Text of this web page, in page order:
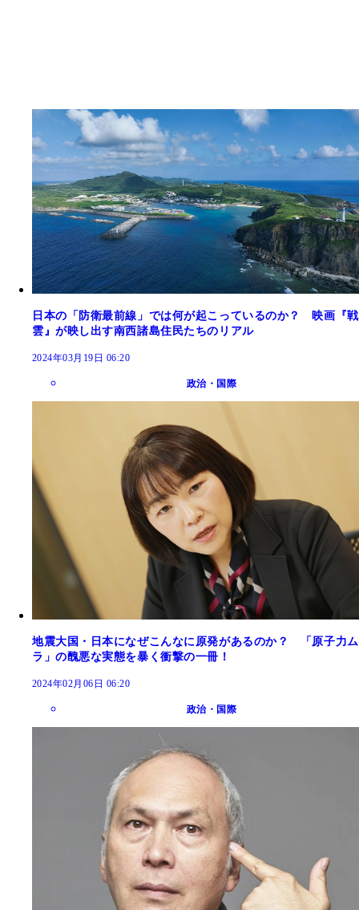
日本の「防衛最前線」では何が起こっているのか？ 映画『戦
雲』が映し出す南西諸島住民たちのリアル
2024年03月19日 06:20
政治・国際
地震大国・日本になぜこんなに原発があるのか？ 「原子力ム
ラ」の醜悪な実態を暴く衝撃の一冊！
2024年02月06日 06:20
政治・国際